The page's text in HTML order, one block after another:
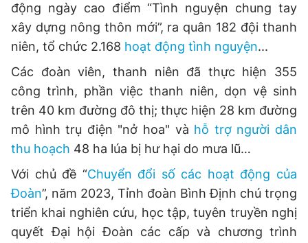
Tổng biên tập: Nguyễn Ngọc Toàn
Phó tổng biên tập thường trực: Hải Thành
Phó tổng biên tập: Lâm Hiếu Dũng
Phó tổng biên tập: Trần Việt Hưng
Tổng thư ký tòa soạn: Đức Trung
Giấy phép xuất bản số 110/GP - BTTTT cấp ngày 24.3.2020
© 2003-2026 Bản quyền thuộc về Báo Thanh Niên. Cấm sao
chép dưới mọi hình thức nếu không có sự chấp thuận bằng văn
bản. Phát triển bởi ePi Technologies, JSC.
động ngày cao điểm “Tình nguyện chung tay
xây dựng nông thôn mới”, ra quân 182 đội thanh
niên, tổ chức 2.168 hoạt động tình nguyện...
Các đoàn viên, thanh niên đã thực hiện 355
công trình, phần việc thanh niên, dọn vệ sinh
trên 40 km đường đô thị; thực hiện 28 km đường
mô hình trụ điện "nở hoa" và hỗ trợ người dân
thu hoạch 48 ha lúa bị hư hại do mưa lũ…
Với chủ đề “Chuyển đổi số các hoạt động của
Đoàn”, năm 2023, Tỉnh đoàn Bình Định chú trọng
triển khai nghiên cứu, học tập, tuyên truyền nghị
quyết Đại hội Đoàn các cấp và chương trình